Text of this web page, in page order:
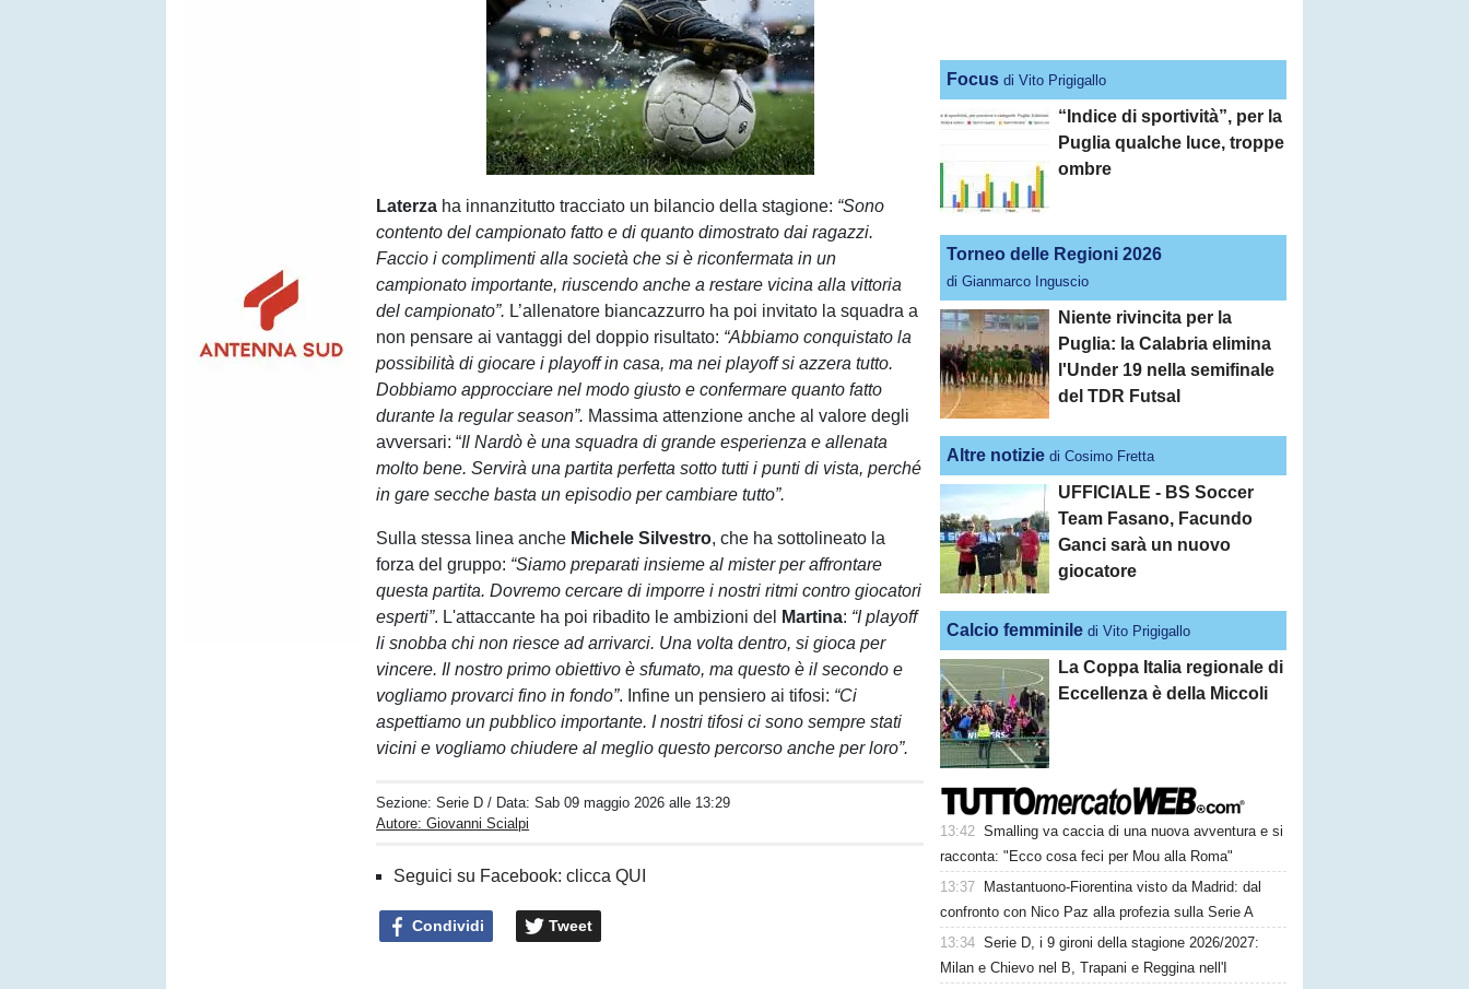
Unmute
Loaded:
100.00%
Laterza ha innanzitutto tracciato un bilancio della stagione: “Sono
contento del campionato fatto e di quanto dimostrato dai ragazzi.
Faccio i complimenti alla società che si è riconfermata in un
campionato importante, riuscendo anche a restare vicina alla vittoria
del campionato”. L’allenatore biancazzurro ha poi invitato la squadra a
non pensare ai vantaggi del doppio risultato: “Abbiamo conquistato la
possibilità di giocare i playoff in casa, ma nei playoff si azzera tutto.
Dobbiamo approcciare nel modo giusto e confermare quanto fatto
durante la regular season”. Massima attenzione anche al valore degli
avversari: “Il Nardò è una squadra di grande esperienza e allenata
molto bene. Servirà una partita perfetta sotto tutti i punti di vista, perché
in gare secche basta un episodio per cambiare tutto”.
Sulla stessa linea anche Michele Silvestro, che ha sottolineato la
forza del gruppo: “Siamo preparati insieme al mister per affrontare
questa partita. Dovremo cercare di imporre i nostri ritmi contro giocatori
esperti”. L'attaccante ha poi ribadito le ambizioni del Martina: “I playoff
li snobba chi non riesce ad arrivarci. Una volta dentro, si gioca per
vincere. Il nostro primo obiettivo è sfumato, ma questo è il secondo e
vogliamo provarci fino in fondo”. Infine un pensiero ai tifosi: “Ci
aspettiamo un pubblico importante. I nostri tifosi ci sono sempre stati
vicini e vogliamo chiudere al meglio questo percorso anche per loro”.
Sezione:Serie D / Data:Sab 09 maggio 2026 alle 13:29
Autore: Giovanni Scialpi
Seguici su Facebook: clicca QUI
Condividi Tweet
Focus di Vito Prigigallo
“Indice di sportività”, per la
Puglia qualche luce, troppe
ombre
Torneo delle Regioni 2026
di Gianmarco Inguscio
Niente rivincita per la
Puglia: la Calabria elimina
l'Under 19 nella semifinale
del TDR Futsal
Altre notizie di Cosimo Fretta
UFFICIALE - BS Soccer
Team Fasano, Facundo
Ganci sarà un nuovo
giocatore
Calcio femminile di Vito Prigigallo
La Coppa Italia regionale di
Eccellenza è della Miccoli
13:42 Smalling va caccia di una nuova avventura e si
racconta: "Ecco cosa feci per Mou alla Roma"
13:37
Mastantuono-Fiorentina visto da Madrid: dal
confronto con Nico Paz alla profezia sulla Serie A
13:34 Serie D, i 9 gironi della stagione 2026/2027:
Milan e Chievo nel B, Trapani e Reggina nell'I